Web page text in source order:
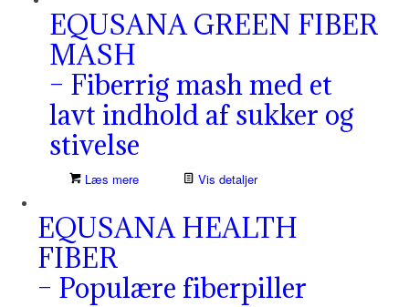
EQUSANA GREEN FIBER
MASH
– Fiberrig mash med et
lavt indhold af sukker og
stivelse
Læs mere Vis detaljer
EQUSANA HEALTH
FIBER
– Populære fiberpiller